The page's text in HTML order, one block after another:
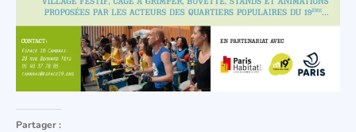
Partager :